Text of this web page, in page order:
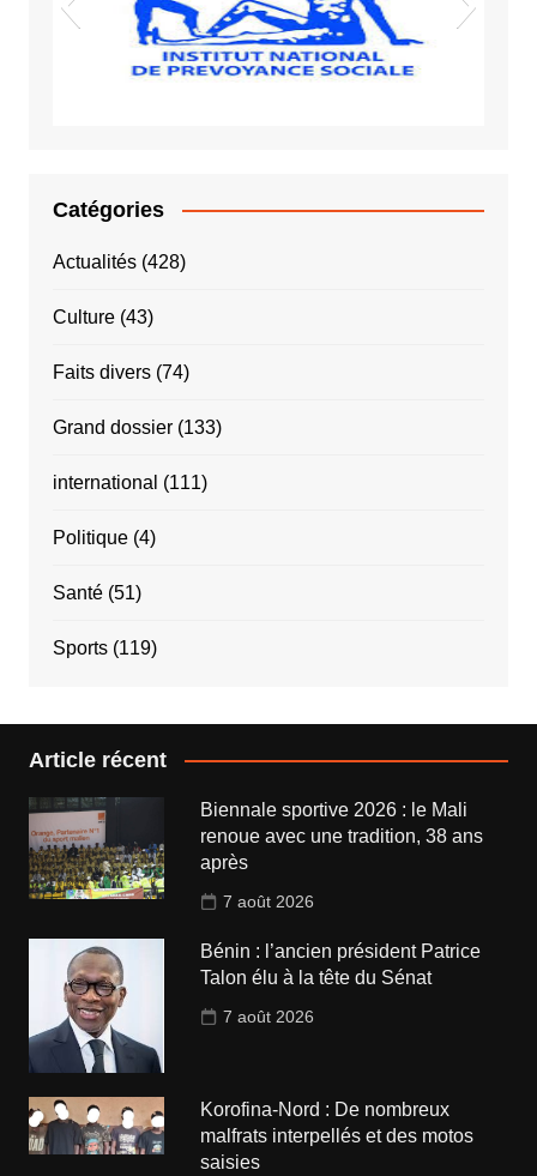
Catégories
Actualités(428)
Culture(43)
Faits divers(74)
Grand dossier(133)
international (111)
Politique(4)
Santé(51)
Sports(119)
Article récent
Biennale sportive 2026 : le Mali
renoue avec une tradition, 38 ans
après
7 août 2026
Bénin : l’ancien président Patrice
Talon élu à la tête du Sénat
7 août 2026
Korofina-Nord : De nombreux
malfrats interpellés et des motos
saisies